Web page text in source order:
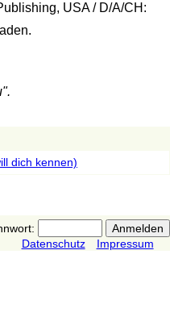
USA / D/A/CH:
dich kennen)
Datenschutz
Impressum